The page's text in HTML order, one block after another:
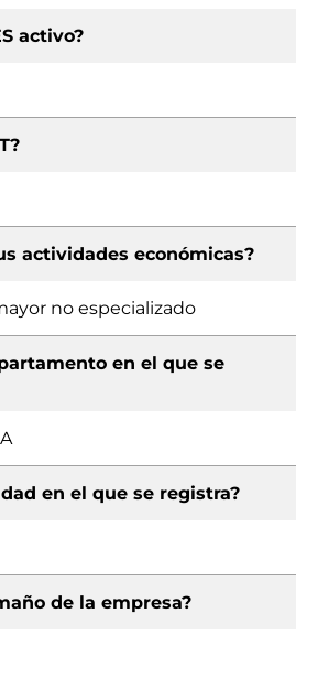
activo?
actividades económicas?
no especializado
en el que se
en el que se registra?
de la empresa?